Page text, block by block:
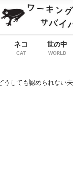
ネコ
CAT
世の中
WORLD
うしても認められない夫